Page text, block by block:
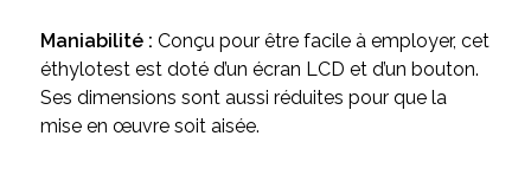
Maniabilité : Conçu pour être facile à employer, cet
éthylotest est doté d’un écran LCD et d’un bouton.
Ses dimensions sont aussi réduites pour que la
mise en œuvre soit aisée.